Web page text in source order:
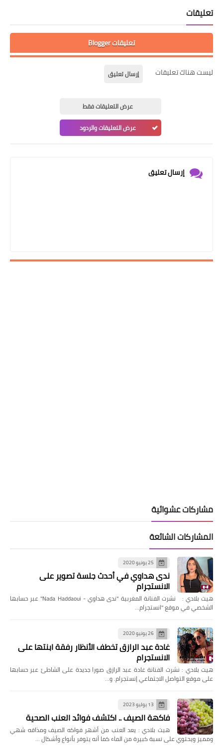
تعليقات
تعليقات Blogger
ليست هناك تعليقات إرسال تعليق
عرض التعليقات فقط
عرض التعليقات والردود
إرسال تعليق
مشاركات عشوائية
المشاركات الشائعة
25 يونيو 2020
ندى هداوي في أحدث جلسة تصوير على
الانستجرام
هيت بلادي : نشرت الفنانة المغربية "ندى هداوي - Nada Haddaoui" عبر حسابها
الشخصي في موقع "انستجرام…
26 يونيو 2020
غادة عبد الرازق تخطف الأنظار رفقة ابنتها على
الانستجرام
هيت بلادي : نشرت الفنانة غادة عبد الرازق صورا جديدة على الشاطئ عبر حسابها
على موقع التواصل الاجتماعي إنستجرام. و…
13 يوليو 2023
فاكهة الصيف .. اكتشف فوائد العنب الصحية
هيت بلادي : يعد العنب من أشهر فواكه الصيف ومذاقه شهي
ومميز ويحتوي على نسبة كبيرة من الماء كما أنه يتوفر بأنواع وأشكال …